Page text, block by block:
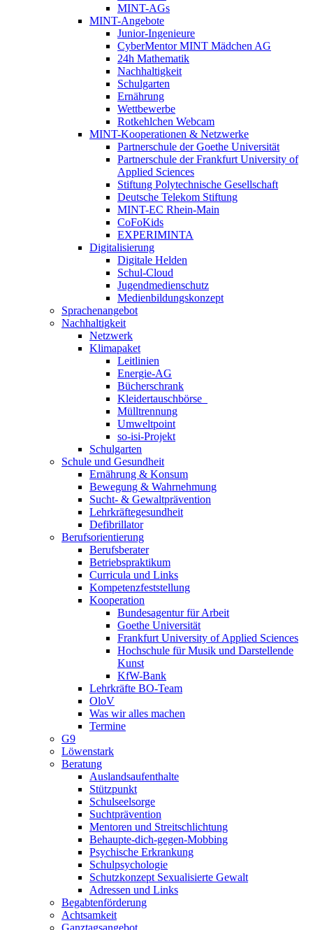
MINT-AGs
MINT-Angebote
Junior-Ingenieure
CyberMentor MINT Mädchen AG
24h Mathematik
Nachhaltigkeit
Schulgarten
Ernährung
Wettbewerbe
Rotkehlchen Webcam
MINT-Kooperationen & Netzwerke
Partnerschule der Goethe Universität
Partnerschule der Frankfurt University of
Applied Sciences
Stiftung Polytechnische Gesellschaft
Deutsche Telekom Stiftung
MINT-EC Rhein-Main
CoFoKids
EXPERIMINTA
Digitalisierung
Digitale Helden
Schul-Cloud
Jugendmedienschutz
Medienbildungskonzept
Sprachenangebot
Nachhaltigkeit
Netzwerk
Klimapaket
Leitlinien
Energie-AG
Bücherschrank
Kleidertauschbörse
Mülltrennung
Umweltpoint
so-isi-Projekt
Schulgarten
Schule und Gesundheit
Ernährung & Konsum
Bewegung & Wahrnehmung
Sucht- & Gewaltprävention
Lehrkräftegesundheit
Defibrillator
Berufsorientierung
Berufsberater
Betriebspraktikum
Curricula und Links
Kompetenzfeststellung
Kooperation
Bundesagentur für Arbeit
Goethe Universität
Frankfurt University of Applied Sciences
Hochschule für Musik und Darstellende
Kunst
KfW-Bank
Lehrkräfte BO-Team
OloV
Was wir alles machen
Termine
G9
Löwenstark
Beratung
Auslandsaufenthalte
Stützpunkt
Schulseelsorge
Suchtprävention
Mentoren und Streitschlichtung
Behaupte-dich-gegen-Mobbing
Psychische Erkrankung
Schulpsychologie
Schutzkonzept Sexualisierte Gewalt
Adressen und Links
Begabtenförderung
Achtsamkeit
Ganztagsangebot